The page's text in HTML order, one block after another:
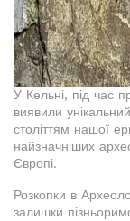
У Кельні, під час
виявили
століттям нашої
найзначніших
Європі.
Розкопки в
залишки